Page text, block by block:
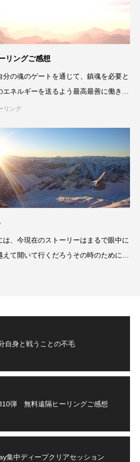
リングご感想
分の魂のゲートを通じて、鎮魂を必要と
ネルギーを送るよう最高最善に働きか
リング
、今現在のストーリーはまるで眼中に
て開いて行くだろうその時のために、
自身と戦うことの不毛
弾 無料遠隔ヒーリングご感想
集中ディープクリアセッション